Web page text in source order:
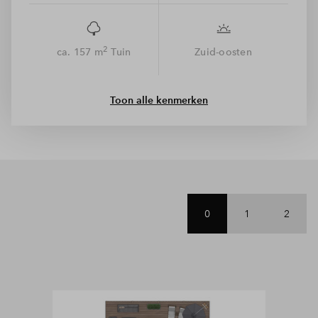
ca. 157 m2 Tuin Zuid-oosten
Toon alle kenmerken
0 1 2